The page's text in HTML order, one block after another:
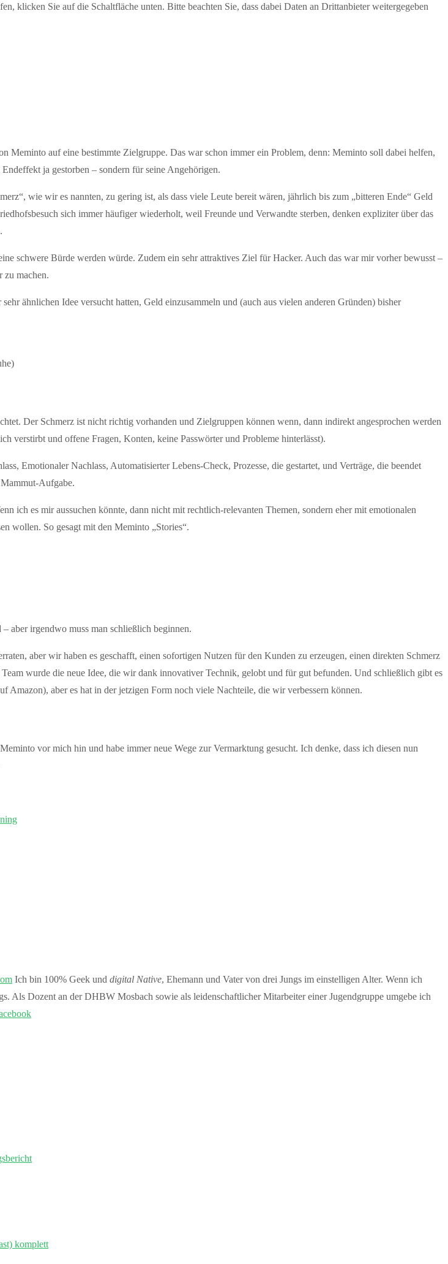
klicken Sie auf die Schaltfläche unten. Bitte beachten Sie, dass dabei Daten an Drittanbieter weitergegeben
Meminto auf eine bestimmte Zielgruppe. Das war schon immer ein Problem, denn: Meminto soll dabei helfen,
ja gestorben – sondern für seine Angehörigen.
wie wir es nannten, zu gering ist, als dass viele Leute bereit wären, jährlich bis zum „bitteren Ende“ Geld
sich immer häufiger wiederholt, weil Freunde und Verwandte sterben, denken expliziter über das
schwere Bürde werden würde. Zudem ein sehr attraktives Ziel für Hacker. Auch das war mir vorher bewusst –
zu machen.
sehr ähnlichen Idee versucht hatten, Geld einzusammeln und (auch aus vielen anderen Gründen) bisher
Der Schmerz ist nicht richtig vorhanden und Zielgruppen können wenn, dann indirekt angesprochen werden
verstirbt und offene Fragen, Konten, keine Passwörter und Probleme hinterlässt).
Emotionaler Nachlass, Automatisierter Lebens-Check, Prozesse, die gestartet, und Verträge, die beendet
Aufgabe.
ich es mir aussuchen könnte, dann nicht mit rechtlich-relevanten Themen, sondern eher mit emotionalen
wollen. So gesagt mit den Meminto „Stories“.
aber irgendwo muss man schließlich beginnen.
aber wir haben es geschafft, einen sofortigen Nutzen für den Kunden zu erzeugen, einen direkten Schmerz
wurde die neue Idee, die wir dank innovativer Technik, gelobt und für gut befunden. Und schließlich gibt es
Amazon), aber es hat in der jetzigen Form noch viele Nachteile, die wir verbessern können.
vor mich hin und habe immer neue Wege zur Vermarktung gesucht. Ich denke, dass ich diesen nun
Ich bin 100% Geek und digital Native, Ehemann und Vater von drei Jungs im einstelligen Alter. Wenn ich
Als Dozent an der DHBW Mosbach sowie als leidenschaftlicher Mitarbeiter einer Jugendgruppe umgebe ich